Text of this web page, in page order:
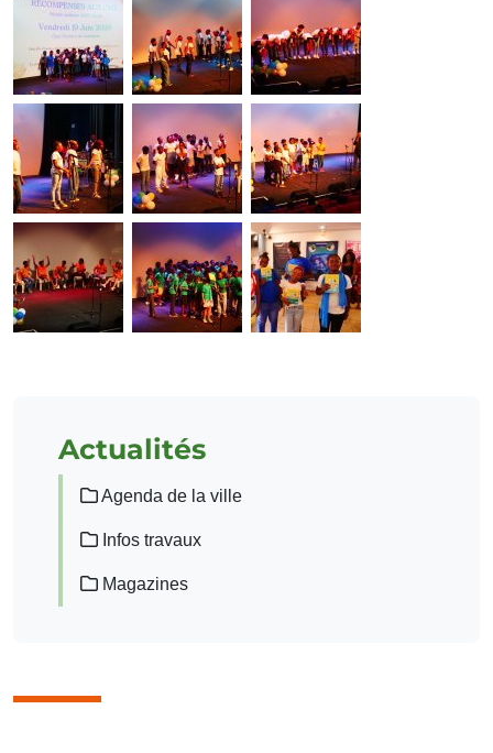
Actualités
Agenda de la ville
Infos travaux
Magazines